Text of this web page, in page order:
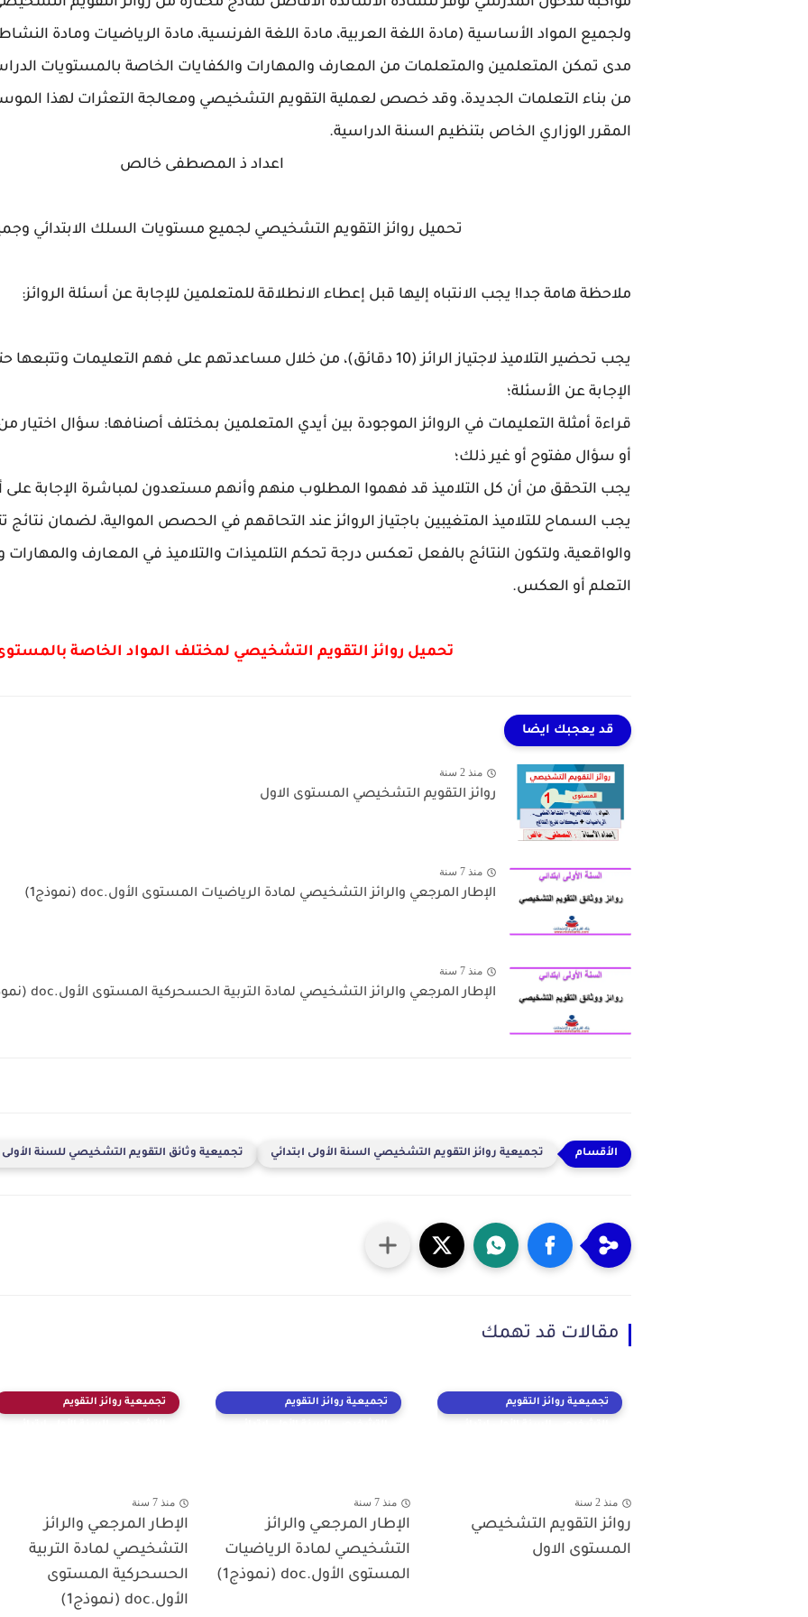
ولجميع المواد الأساسية (مادة اللغة العربية، مادة اللغة الفرنسية، مادة الرياضيات ومادة
مدى تمكن المتعلمين والمتعلمات من المعارف والمهارات والكفايات الخاصة بالمستويات
من بناء التعلمات الجديدة، وقد خصص لعملية التقويم التشخيصي ومعالجة التعثرات لهذا
المقرر الوزاري الخاص بتنظيم السنة الدراسية.
اعداد ذ المصطفى خالص
تحميل روائز التقويم التشخيصي لجميع مستويات السلك الابتدائي
ملاحظة هامة جدا! يجب الانتباه إليها قبل إعطاء الانطلاقة للمتعلمين للإجابة عن أسئلة الروائز:
يجب تحضير التلاميذ لاجتياز الرائز (10 دقائق)، من خلال مساعدتهم على فهم
الإجابة عن الأسئلة؛
قراءة أمثلة التعليمات في الروائز الموجودة بين أيدي المتعلمين بمختلف أصنافها: سؤال
أو سؤال مفتوح أو غير ذلك؛
يجب التحقق من أن كل التلاميذ قد فهموا المطلوب منهم وأنهم مستعدون لمباشرة الإجابة على
يجب السماح للتلاميذ المتغيبين باجتياز الروائز عند التحاقهم في الحصص الموالية، لضمان
والواقعية، ولتكون النتائج بالفعل تعكس درجة تحكم التلميذات والتلاميذ في المعارف والمهارات
التعلم أو العكس.
تحميل روائز التقويم التشخيصي لمختلف المواد الخاصة
قد يعجبك ايضا
منذ 2 سنة
روائز التقويم التشخيصي المستوى الاول
منذ 7 سنة
الإطار المرجعي والرائز التشخيصي لمادة الرياضيات المستوى الأول.doc (نموذج1)
منذ 7 سنة
الإطار المرجعي والرائز التشخيصي لمادة التربية الحسحركية المستوى الأول.doc (نموذج1)
تجميعية روائز التقويم التشخيصي السنة الأولى ابتدائي تجميعية وثائق التقويم التشخيصي للسنة الأولى
مقالات قد تهمك
تجميعية روائز التقويم
منذ 2 سنة
روائز التقويم التشخيصي
المستوى الاول
تجميعية روائز التقويم
منذ 7 سنة
الإطار المرجعي والرائز
التشخيصي لمادة الرياضيات
المستوى الأول.doc (نموذج1)
تجميعية روائز التقويم
منذ 7 سنة
الإطار المرجعي والرائز
التشخيصي لمادة التربية
الحسحركية المستوى
الأول.doc (نموذج1)